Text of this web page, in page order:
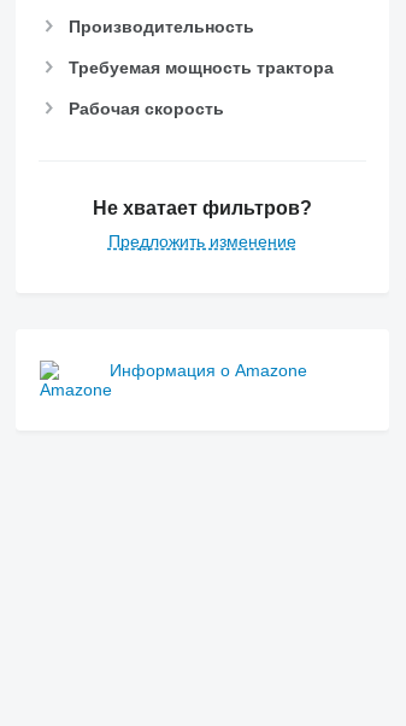
Производительность
Требуемая мощность трактора
Рабочая скорость
Не хватает фильтров?
Предложить изменение
Информация о Amazone